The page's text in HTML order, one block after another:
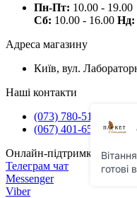
Пн-Пт: 10.00 - 19.00
Сб: 10.00 - 16.00 Нд:
Адреса магазину
Київ, вул.
Наші контакти
(073) 780-51-50
(067) 401-65-71
Онлайн-підтримка
Телеграм чат
Messenger
Viber